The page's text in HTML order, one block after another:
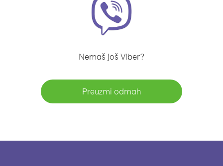
Nemaš još Viber?
Preuzmi odmah